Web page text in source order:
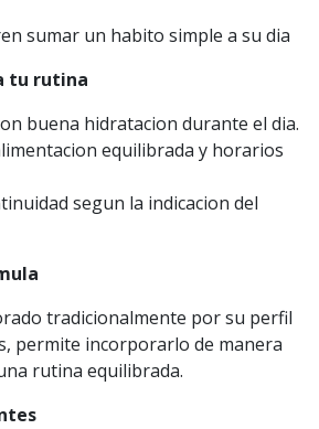
sumar un habito simple a su dia
tu rutina
buena hidratacion durante el dia.
equilibrada y horarios
segun la indicacion del
tradicionalmente por su perfil
permite incorporarlo de manera
rutina equilibrada.